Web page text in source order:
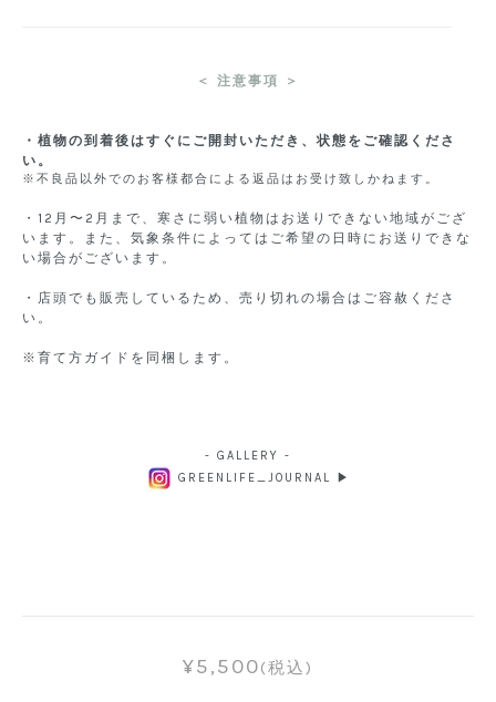
＜ 注意事項 ＞
・植物の到着後はすぐにご開封いただき、状態をご確認くださ
い。
※不良品以外でのお客様都合による返品はお受け致しかねます。
・12月〜2月まで、寒さに弱い植物はお送りできない地域がござ
います。また、気象条件によってはご希望の日時にお送りできな
い場合がございます。
・店頭でも販売しているため、売り切れの場合はご容赦くださ
い。
※育て方ガイドを同梱します。
- GALLERY -
GREENLIFE_JOURNAL ▶
¥5,500(税込)